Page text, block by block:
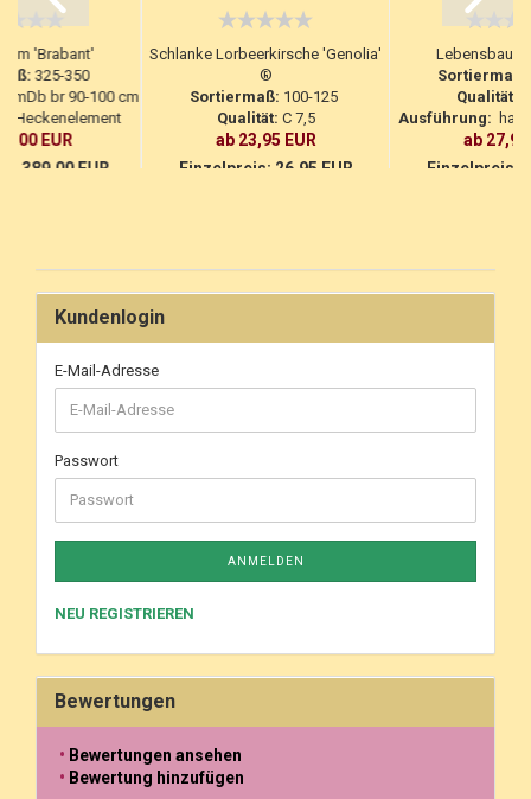
'Brabant'
325-350
mDb br 90-100 cm
Heckenelement
EUR
389,00 EUR
Schlanke Lorbeerkirsche 'Genolia'
®
Sortiermaß: 100-125
Qualität: C 7,5
ab 23,95 EUR
Einzelpreis: 26,95 EUR
Lebensbaum
Sortiermaß:
Qualität:
Ausführung:
ab 27,95
Einzelpreis:
Kundenlogin
E-Mail-Adresse
Passwort
ANMELDEN
NEU REGISTRIEREN
Bewertungen
Bewertungen ansehen
Bewertung hinzufügen